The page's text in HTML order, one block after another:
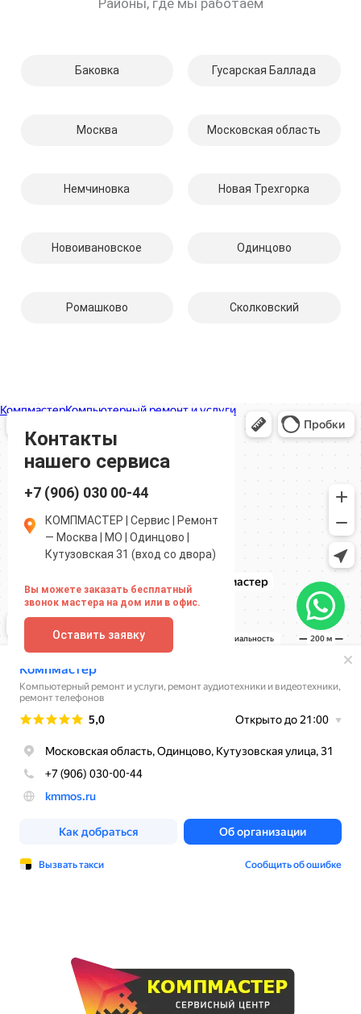
Районы, где мы работаем
Баковка Гусарская Баллада
Москва Московская область
Немчиновка Новая Трехгорка
Новоивановское Одинцово
Ромашково Сколковский
Контакты
нашего сервиса
+7 (906) 030 00-44
КОМПМАСТЕР | Сервис | Ремонт
— Москва | МО | Одинцово |
Кутузовская 31 (вход со двора)
Вы можете заказать бесплатный
звонок мастера на дом или в офис.
Оставить заявку
Компмастер
Ремонт аудиотехники и видеотехники в Одинцово